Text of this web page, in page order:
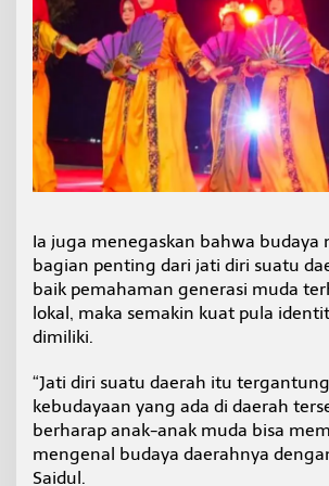
Ia juga menegaskan bahwa budaya
bagian penting dari jati diri suatu
baik pemahaman generasi muda
lokal, maka semakin kuat pula
dimiliki.
“Jati diri suatu daerah itu
kebudayaan yang ada di daerah
berharap anak-anak muda bisa
mengenal budaya daerahnya
Saidul.